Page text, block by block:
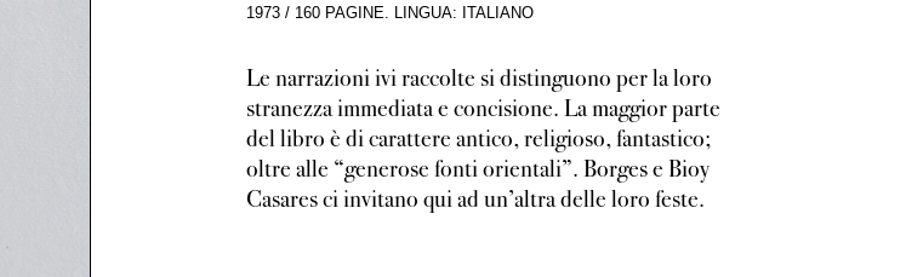
1973 / 160 PAGINE. LINGUA: ITALIANO
Le narrazioni ivi raccolte si distinguono per la loro
stranezza immediata e concisione. La maggior parte
del libro è di carattere antico, religioso, fantastico;
oltre alle “generose fonti orientali”. Borges e Bioy
Casares ci invitano qui ad un’altra delle loro feste.